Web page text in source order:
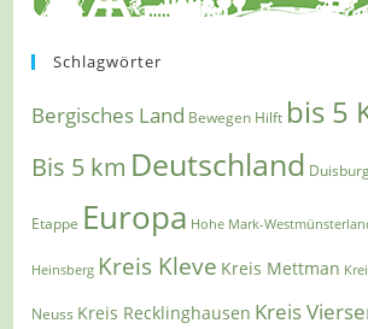
Schlagwörter
Bergisches Land Bewegen Hilft bis 5
Bis 5 km Deutschland
Etappe Europa Hohe Mark-
Heinsberg Kreis Kleve Kreis Mettman
Neuss Kreis Recklinghausen Kreis